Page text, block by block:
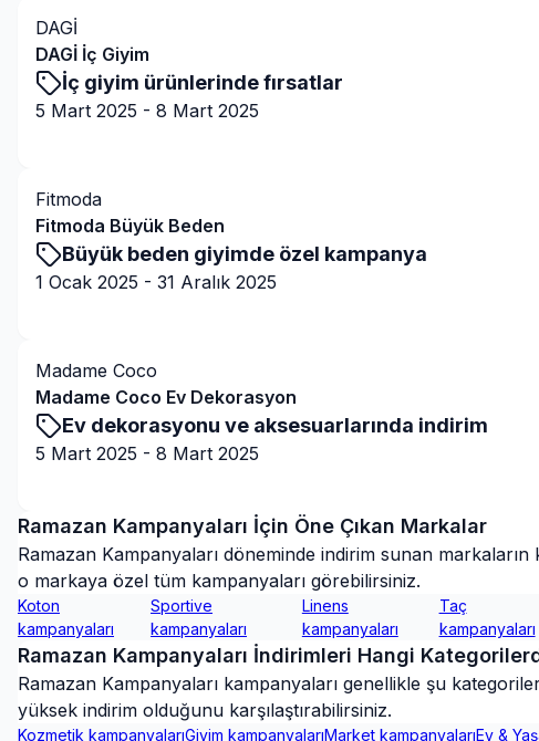
DAGİ
DAGİ İç Giyim
İç giyim ürünlerinde fırsatlar
5 Mart 2025 - 8 Mart 2025
Fitmoda
Fitmoda Büyük Beden
Büyük beden giyimde özel kampanya
1 Ocak 2025 - 31 Aralık 2025
Madame Coco
Madame Coco Ev Dekorasyon
Ev dekorasyonu ve aksesuarlarında indirim
5 Mart 2025 - 8 Mart 2025
Ramazan Kampanyaları İçin Öne Çıkan Markalar
Ramazan Kampanyaları döneminde indirim sunan markaların
o markaya özel tüm kampanyaları görebilirsiniz.
Koton
kampanyaları
Sportive
kampanyaları
Linens
kampanyaları
Taç
kampanyaları
Ramazan Kampanyaları İndirimleri Hangi
Ramazan Kampanyaları kampanyaları genellikle şu
yüksek indirim olduğunu karşılaştırabilirsiniz.
Kozmetik kampanyalarıGiyim kampanyalarıMarket kampanyalarıEv &